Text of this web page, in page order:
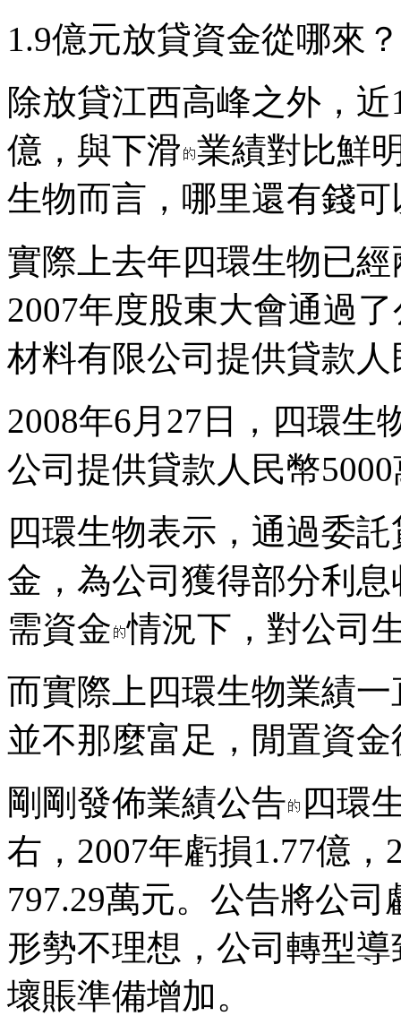
1.9億元放貸資金從哪來？
除放貸江西高峰之外，
億，與下滑 業績對比鮮
生物而言，哪里還有錢
實際上去年四環生物已
2007年度股東大會通過
材料有限公司提供貸款人
2008年6月27日，四環生
公司提供貸款人民幣
四環生物表示，通過委
金，為公司獲得部分利
需資金 情況下，對公司
而實際上四環生物業績
並不那麼富足，閒置資
剛剛發佈業績公告 四環
右，2007年虧損1.77億，
797.29萬元。公告將公
形勢不理想，公司轉型導
壞賬準備增加。